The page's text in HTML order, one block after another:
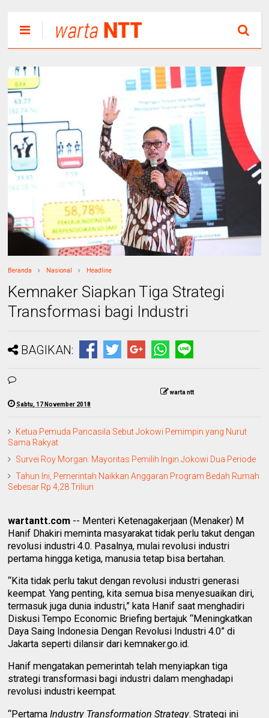
Beranda Nasional Headline
Kemnaker Siapkan Tiga Strategi
Transformasi bagi Industri
BAGIKAN:
warta ntt
Sabtu, 17 November 2018
Ketua Pemuda Pancasila Sebut Jokowi Pemimpin yang Nurut
Sama Rakyat
Survei Roy Morgan: Mayoritas Pemilih Ingin Jokowi Dua Periode
Tahun Ini, Pemerintah Naikkan Anggaran Program Bedah Rumah
Sebesar Rp 4,28 Triliun
wartantt.com -- Menteri Ketenagakerjaan (Menaker) M
Hanif Dhakiri meminta masyarakat tidak perlu takut dengan
revolusi industri 4.0. Pasalnya, mulai revolusi industri
pertama hingga ketiga, manusia tetap bisa bertahan.
“Kita tidak perlu takut dengan revolusi industri generasi
keempat. Yang penting, kita semua bisa menyesuaikan diri,
termasuk juga dunia industri,” kata Hanif saat menghadiri
Diskusi Tempo Economic Briefing bertajuk “Meningkatkan
Daya Saing Indonesia Dengan Revolusi Industri 4.0” di
Jakarta seperti dilansir dari kemnaker.go.id.
Hanif mengatakan pemerintah telah menyiapkan tiga
strategi transformasi bagi industri dalam menghadapi
revolusi industri keempat.
“PertamaIndustry Transformation Strategy. Strategi ini